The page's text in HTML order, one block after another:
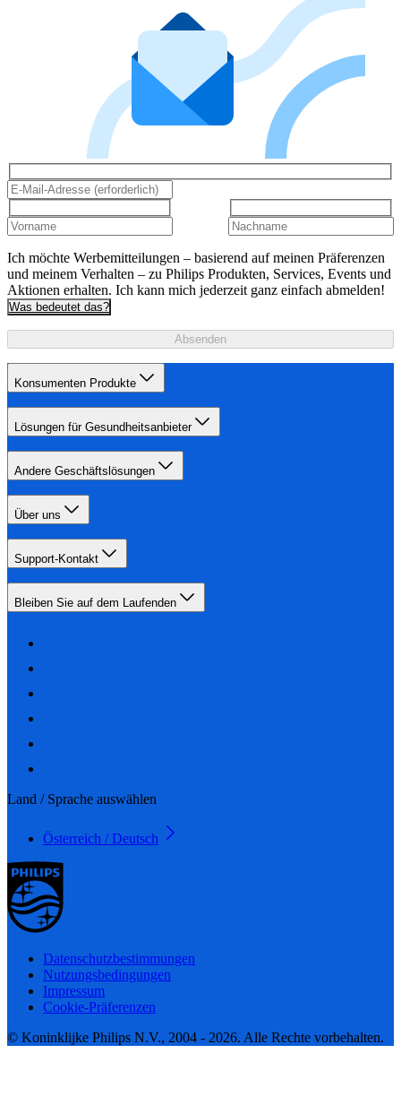
Ich möchte Werbemitteilungen – basierend auf meinen Präferenzen
und meinem Verhalten – zu Philips Produkten, Services, Events und
Aktionen erhalten. Ich kann mich jederzeit ganz einfach abmelden!
Was bedeutet das?
Absenden
Konsumenten Produkte
Lösungen für Gesundheitsanbieter
Andere Geschäftslösungen
Über uns
Support-Kontakt
Bleiben Sie auf dem Laufenden
Land / Sprache auswählen
Österreich / Deutsch
Datenschutzbestimmungen
Nutzungsbedingungen
Impressum
Cookie-Präferenzen
© Koninklijke Philips N.V., 2004 - 2026. Alle Rechte vorbehalten.